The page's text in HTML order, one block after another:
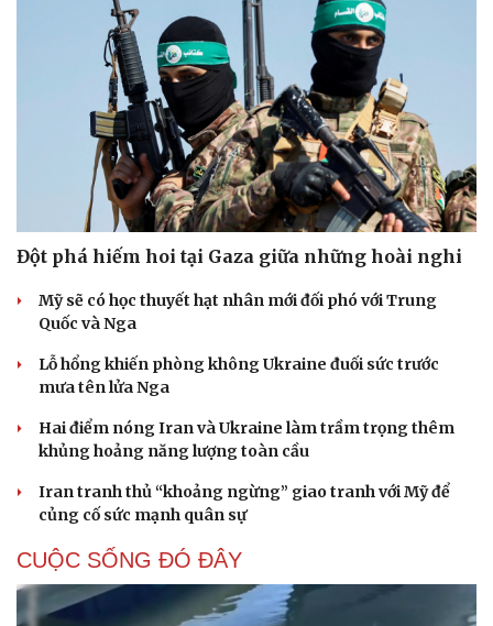
Podcast
Câu chuyện thời sự
Đọc truyện đêm khuya
Cửa sổ tình yêu
Kể chuyện cho bé
Hạt giống tâm hồn
Đột phá hiếm hoi tại Gaza giữa những hoài nghi
Mỹ sẽ có học thuyết hạt nhân mới đối phó với Trung
Quốc và Nga
Lỗ hổng khiến phòng không Ukraine đuối sức trước
mưa tên lửa Nga
Hai điểm nóng Iran và Ukraine làm trầm trọng thêm
khủng hoảng năng lượng toàn cầu
Iran tranh thủ “khoảng ngừng” giao tranh với Mỹ để
củng cố sức mạnh quân sự
CUỘC SỐNG ĐÓ ĐÂY